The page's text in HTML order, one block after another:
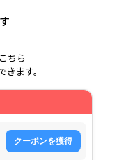
ちら
ます。